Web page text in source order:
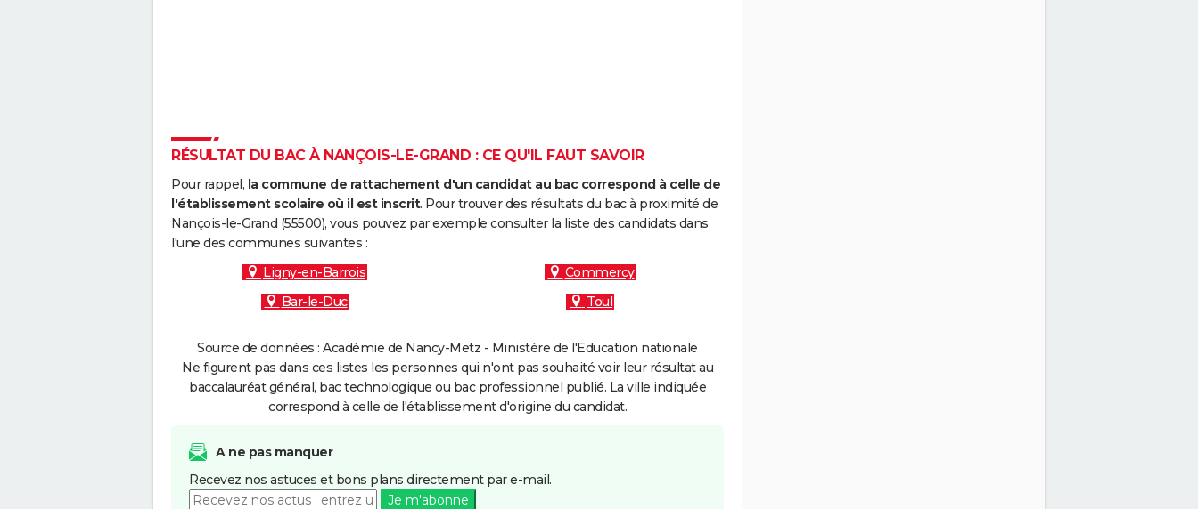
RÉSULTAT DU BAC À NANÇOIS-LE-GRAND : CE QU'IL FAUT SAVOIR
Pour rappel, la commune de rattachement d'un candidat au bac correspond à celle de
l'établissement scolaire où il est inscrit. Pour trouver des résultats du bac à proximité de
Nançois-le-Grand (55500), vous pouvez par exemple consulter la liste des candidats dans
l'une des communes suivantes :
Ligny-en-Barrois
Commercy
Bar-le-Duc
Toul
Source de données : Académie de Nancy-Metz - Ministère de l'Education nationale
Ne figurent pas dans ces listes les personnes qui n'ont pas souhaité voir leur résultat au
baccalauréat général, bac technologique ou bac professionnel publié. La ville indiquée
correspond à celle de l'établissement d'origine du candidat.
A ne pas manquer
Recevez nos astuces et bons plans directement par e-mail.
Je m'abonne